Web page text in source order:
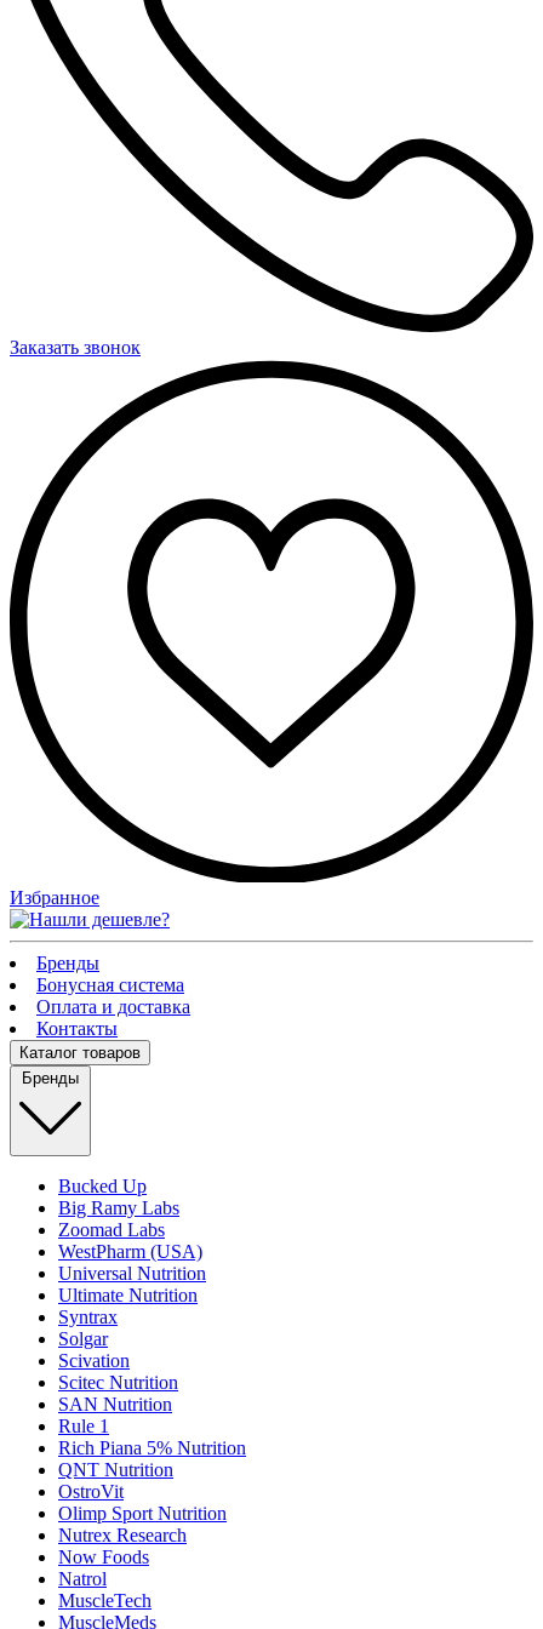
Заказать звонок
Избранное
Бренды
Бонусная система
Оплата и доставка
Контакты
Каталог товаров
Бренды
Bucked Up
Big Ramy Labs
Zoomad Labs
WestPharm (USA)
Universal Nutrition
Ultimate Nutrition
Syntrax
Solgar
Scivation
Scitec Nutrition
SAN Nutrition
Rule 1
Rich Piana 5% Nutrition
QNT Nutrition
OstroVit
Olimp Sport Nutrition
Nutrex Research
Now Foods
Natrol
MuscleTech
MuscleMeds